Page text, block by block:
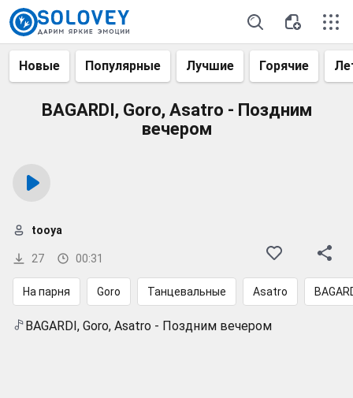
Новые Популярные Лучшие Горячие
BAGARDI, Goro, Asatro - Поздним
вечером
27 00:31
tooya
На парня Goro Танцевальные Asatro
BAGARDI, Goro, Asatro - Поздним вечером